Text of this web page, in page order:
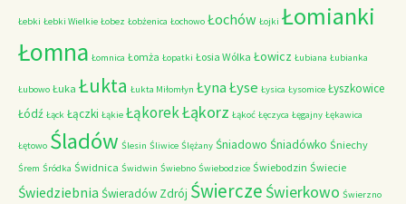
Łebki Łebki Wielkie Łobez Łobżenica Łochowo Łochów Łojki Łomianki
Łomna Łomnica Łomża Łopatki Łosia Wólka Łowicz Łubiana Łubianka
Łubowo Łuka Łukta Łukta Miłomłyn ŁynaŁyse Łysica Łysomice Łyszkowice
Łódź Łąck Łączki Łąkie ŁąkorekŁąkorz Łąkoć Łęczyca Łęgajny Łękawica
Łętowo Śladów Ślesin Śliwice Ślężany Śniadowo Śniadówko Śniechy
Śrem Śródka Świdnica Świdwin Świebno Świebodzice Świebodzin Świecie
Świedziebnia Świeradów Zdrój Świercze Świerkowo Świerzno